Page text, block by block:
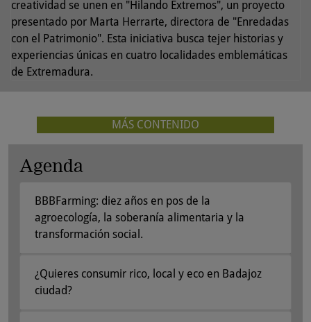
creatividad se unen en "Hilando Extremos", un proyecto
presentado por Marta Herrarte, directora de "Enredadas
con el Patrimonio". Esta iniciativa busca tejer historias y
experiencias únicas en cuatro localidades emblemáticas
de Extremadura.
MÁS CONTENIDO
Agenda
BBBFarming: diez años en pos de la
agroecología, la soberanía alimentaria y la
transformación social.
¿Quieres consumir rico, local y eco en Badajoz
ciudad?